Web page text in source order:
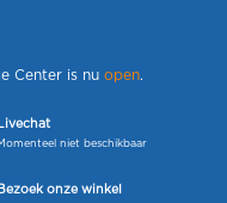
Center is nu open.
Livechat
niet beschikbaar
Bezoek onze winkel